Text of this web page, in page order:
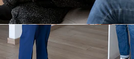
Copyright © 2010-2026 Freepik Company S.L.U.